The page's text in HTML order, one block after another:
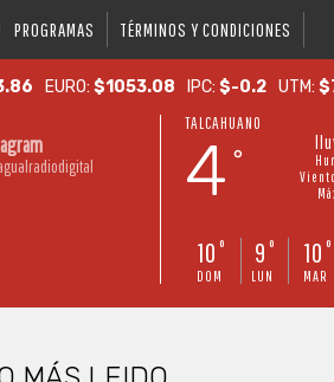
PROGRAMAS TÉRMINOS Y CONDICIONES
EURO:$1053.08 IPC:$-0.2 UTM:
TALCAHUANO
4 °
10 °
DOM
9 °
LUN
10 °
MAR